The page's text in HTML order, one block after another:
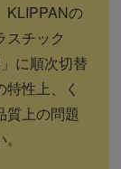
KLIPPANの
スチック
に順次切替
性上、く
質上の問題